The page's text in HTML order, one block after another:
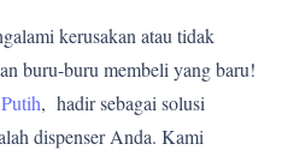
kerusakan atau tidak
buru-buru membeli yang baru!
, hadir sebagai solusi
dispenser Anda. Kami